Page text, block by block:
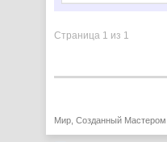
Страница 1 из 1
Мир, Созданный Мастером.